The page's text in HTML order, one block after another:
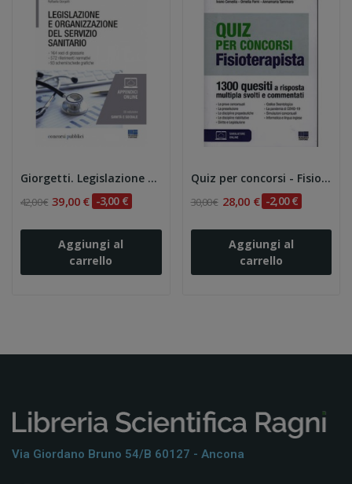
Giorgetti. Legislazione e organizzazione del...
42,00 € 39,00 € -3,00 €
Aggiungi al
carrello
Quiz per concorsi - Fisioterapista - 1300 quesiti
30,00 € 28,00 € -2,00 €
Aggiungi al
carrello
Via Giordano Bruno 54/b 60127 - Ancona